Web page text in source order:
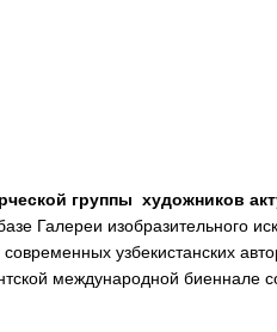
группы художников
Галереи изобразительного
узбекистанских
международной биеннале